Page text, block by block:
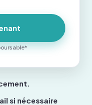
si nécessaire